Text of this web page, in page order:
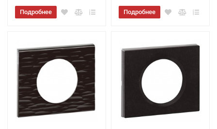
Подробнее Подробнее